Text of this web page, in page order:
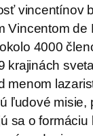
vincentínov
Vincentom de
4000
krajinách
menom
ľudové misie,
sa o formáciu